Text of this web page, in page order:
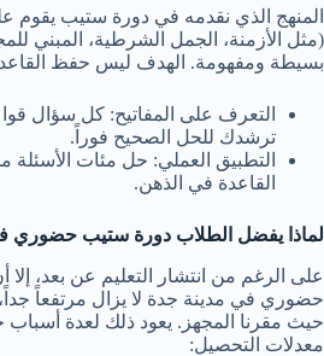
المنهج الذي نقدمه في دورة ستيب يقوم
(مثل الأزمنة، الجمل الشرطية، المبني
بسيطة ومفهومة. الهدف ليس حفظ
التعرف على المفاتيح: كل سؤال
ترشدك للحل الصحيح فوراً.
التطبيق العملي: حل مئات الأسئلة
القاعدة في الذهن.
لماذا يفضل الطلاب دورة ستيب حضوري
على الرغم من انتشار التعليم عن بعد،
حضوري في مدينة جدة لا يزال مرتفعاً
حيث مقرنا المجهز. يعود ذلك لعدة
معدلات التحصيل: